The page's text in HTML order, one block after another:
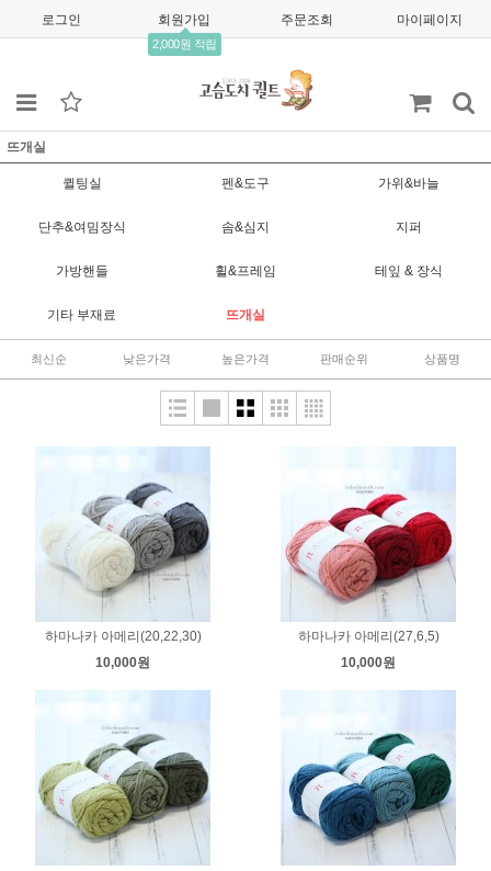
로그인 회원가입
2,000원 적립
주문조회 마이페이지
뜨개실
퀼팅실 펜&도구 가위&바늘
단추&여밈장식 솜&심지 지퍼
가방핸들 휠&프레임 테잎 & 장식
기타 부재료 뜨개실
최신순 낮은가격 높은가격 판매순위 상품명
하마나카 아메리(20,22,30)
10,000원
하마나카 아메리(27,6,5)
10,000원